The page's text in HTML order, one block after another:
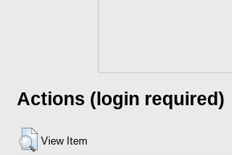
Actions (login required)
View Item